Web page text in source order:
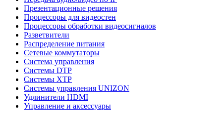
Презентационные решения
Процессоры для видеостен
Процессоры обработки видеосигналов
Разветвители
Распределение питания
Сетевые коммутаторы
Система управления
Системы DTP
Системы XTP
Системы управления UNIZON
Удлинители HDMI
Управление и аксессуары